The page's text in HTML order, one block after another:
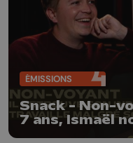
ÉMISSIONS
Snack - Non-
7 ans, Ismaël
avec humour